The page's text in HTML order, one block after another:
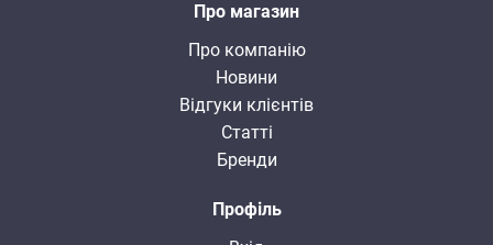
Про магазин
Про компанію
Новини
Відгуки клієнтів
Статті
Бренди
Профіль